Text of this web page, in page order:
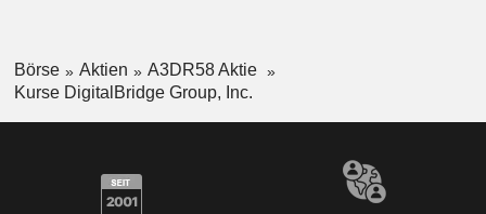
Börse Aktien
A3DR58 Aktie
Kurse DigitalBridge Group, Inc.